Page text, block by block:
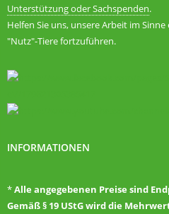
Unterstützung oder Sachspenden.
Helfen Sie uns, unsere Arbeit im
"Nutz"-Tiere fortzuführen.
INFORMATIONEN
*Alle angegebenen Preise sind
Gemäß § 19 UStG wird die